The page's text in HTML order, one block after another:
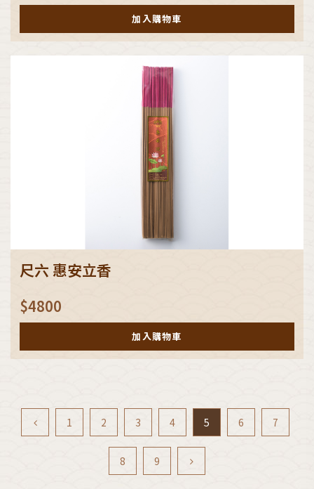
加入購物車
尺六 惠安立香
$4800
加入購物車
1 2 3 4 5 6 7
8 9